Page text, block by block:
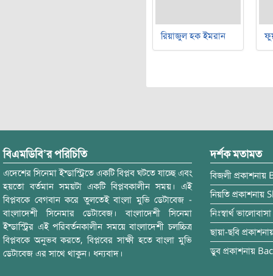
রিয়াজুল হক ইমরান
বিএমডিবি’র পরিচিতি
এদেশের সিনেমা ইন্ডাস্ট্রিতে একটি বিপ্লব ঘটতে যাচ্ছে এবং
হয়তো বর্তমান সময়টা একটি বিপ্লবকালীন সময়। এই
বিপ্লবকে বেগবান করে তুলতেই বাংলা মুভি ডেটাবেজ -
বাংলাদেশী সিনেমার ডেটাবেজ। বাংলাদেশী সিনেমা
ইন্ডাস্ট্রির এই পরিবর্তনকালীন সময়ে বাংলাদেশী চলচ্চিত্র
বিপ্লবকে অনুভব করতে, বিপ্লবের সাক্ষী হতে বাংলা মুভি
ডেটাবেজ এর সাথে থাকুন। ধন্যবাদ।
দর্শক মতামত
বিজলী প্রকাশনায়
নিয়তি প্রকাশনায়
নিঃস্বার্থ ভালোবাসা
ছায়া-ছবি
ডুব প্রকাশনায়